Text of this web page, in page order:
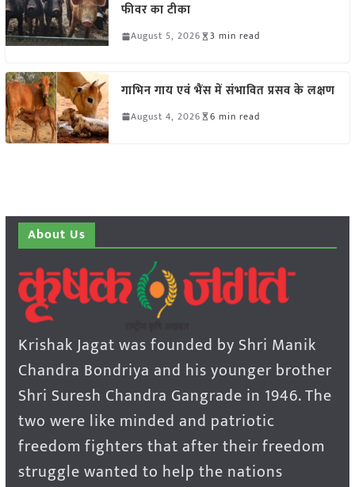
फीवर का टीका
August 5, 2026 3 min read
गाभिन गाय एवं भैंस में संभावित प्रसव के लक्षण
August 4, 2026 6 min read
About Us
Krishak Jagat was founded by Shri Manik
Chandra Bondriya and his younger brother
Shri Suresh Chandra Gangrade in 1946. The
two were like minded and patriotic
freedom fighters that after their freedom
struggle wanted to help the nations